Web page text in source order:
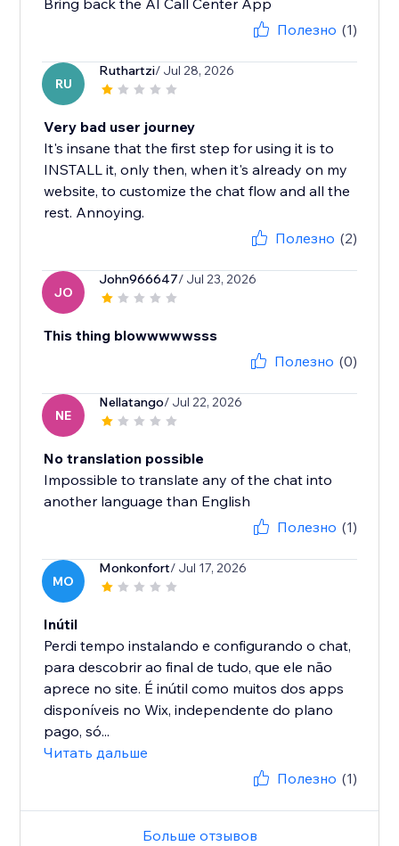
Bring back the AI Call Center App
Полезно (1)
RU
Ruthartzi/ Jul 28, 2026
Very bad user journey
It's insane that the first step for using it is to
INSTALL it, only then, when it's already on my
website, to customize the chat flow and all the
rest. Annoying.
Полезно (2)
JO
John966647/ Jul 23, 2026
This thing blowwwwwsss
Полезно (0)
NE
Nellatango/ Jul 22, 2026
No translation possible
Impossible to translate any of the chat into
another language than English
Полезно (1)
MO
Monkonfort/ Jul 17, 2026
Inútil
Perdi tempo instalando e configurando o chat,
para descobrir ao final de tudo, que ele não
aprece no site. É inútil como muitos dos apps
disponíveis no Wix, independente do plano
pago, só...
Читать дальше
Полезно (1)
Больше отзывов